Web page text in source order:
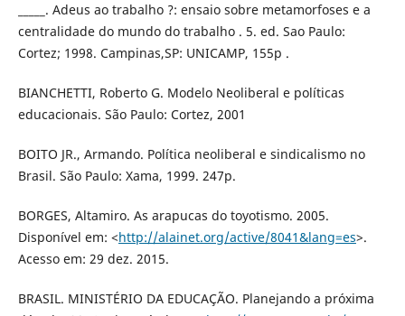
_____. Adeus ao trabalho ?: ensaio sobre metamorfoses e a
centralidade do mundo do trabalho . 5. ed. Sao Paulo:
Cortez; 1998. Campinas,SP: UNICAMP, 155p .
BIANCHETTI, Roberto G. Modelo Neoliberal e políticas
educacionais. São Paulo: Cortez, 2001
BOITO JR., Armando. Política neoliberal e sindicalismo no
Brasil. São Paulo: Xama, 1999. 247p.
BORGES, Altamiro. As arapucas do toyotismo. 2005.
Disponível em: <http://alainet.org/active/8041&lang=es>.
Acesso em: 29 dez. 2015.
BRASIL. MINISTÉRIO DA EDUCAÇÃO. Planejando a próxima